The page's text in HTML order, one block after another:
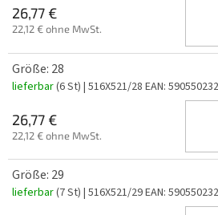
26,77 €
22,12 € ohne MwSt.
Größe: 28
lieferbar(6 St) | 516X521/28 EAN:
26,77 €
22,12 € ohne MwSt.
Größe: 29
lieferbar(7 St) | 516X521/29EAN: